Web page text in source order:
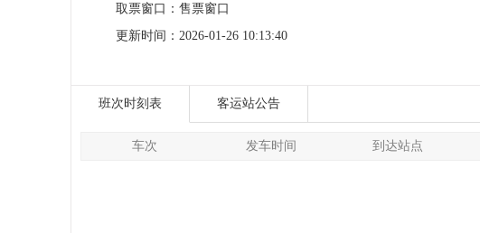
取票窗口： 售票窗口
更新时间： 2026-01-26 10:13:40
班次时刻表 客运站公告
车次 发车时间 到达站点